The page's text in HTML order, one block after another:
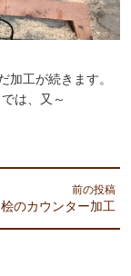
工が続きます。
は、又～
前の投稿
のカウンター加工